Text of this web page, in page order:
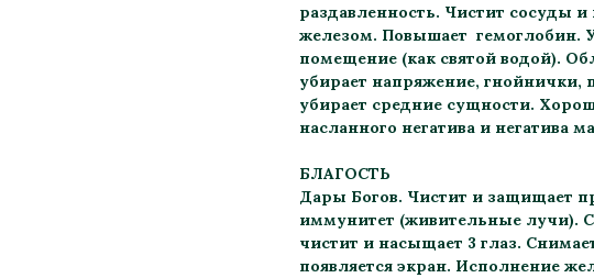
раздавленность. Чистит сосуды
железом. Повышает гемоглобин.
помещение (как святой водой).
убирает напряжение,
убирает средние сущности.
насланного негатива и негатива
БЛАГОСТЬ
Дары Богов. Чистит и защищает
иммунитет (живительные лучи).
чистит и насыщает 3 глаз.
появляется экран. Исполнение